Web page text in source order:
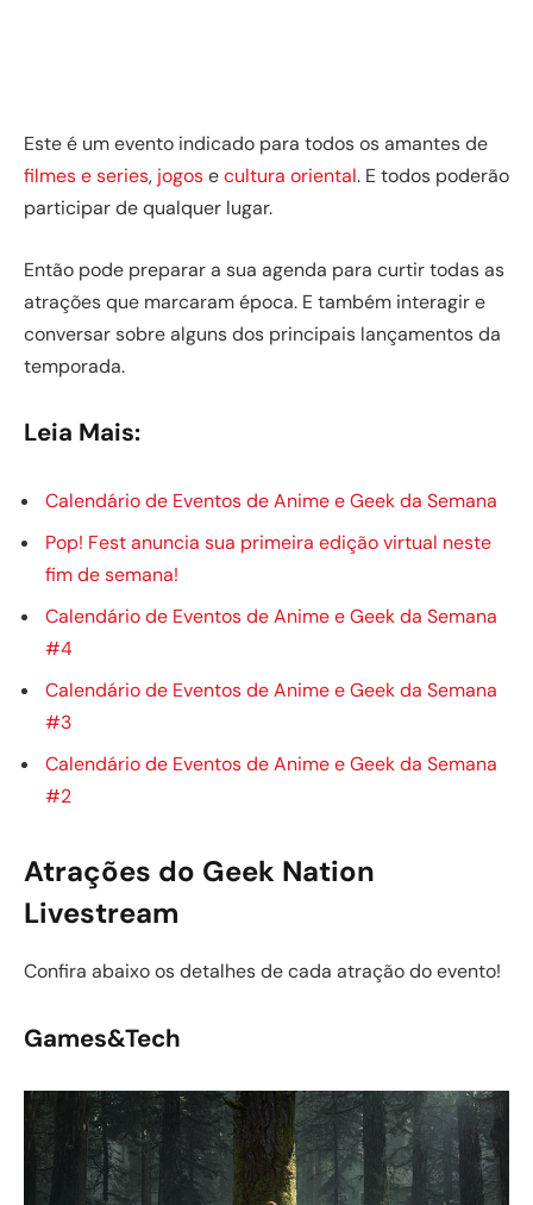
Este é um evento indicado para todos os amantes de
filmes e series, jogosecultura oriental. E todos poderão
participar de qualquer lugar.
Então pode preparar a sua agenda para curtir todas as
atrações que marcaram época. E também interagir e
conversar sobre alguns dos principais lançamentos da
temporada.
Leia Mais:
Calendário de Eventos de Anime e Geek da Semana
Pop! Fest anuncia sua primeira edição virtual neste
fim de semana!
Calendário de Eventos de Anime e Geek da Semana
#4
Calendário de Eventos de Anime e Geek da Semana
#3
Calendário de Eventos de Anime e Geek da Semana
#2
Atrações do Geek Nation
Livestream
Confira abaixo os detalhes de cada atração do evento!
Games&Tech